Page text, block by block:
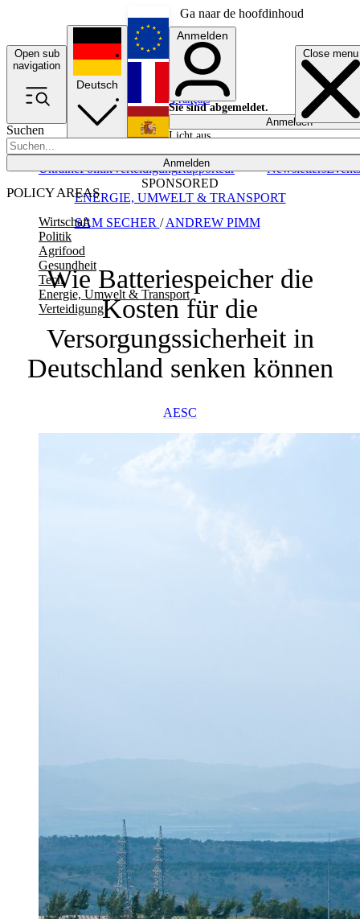
Ga naar de hoofdinhoud
Open sub
navigation
Close menu
Suchen
Anmelden
POLICY AREAS
Wirtschaft
Politik
Agrifood
Gesundheit
Tech
Energie, Umwelt & Transport
Verteidigung
UkrainePolitikVerteidigungRapporteur NewslettersEvents
Deutsch
English
Français
Anmelden
Sie sind abgemeldet.
Anmelden
Licht aus
Wie Batteriespeicher die
Kosten für die
Versorgungssicherheit in
Deutschland senken können
SPONSORED
SAM SECHER /ANDREW PIMM
ENERGIE, UMWELT & TRANSPORT
AESC